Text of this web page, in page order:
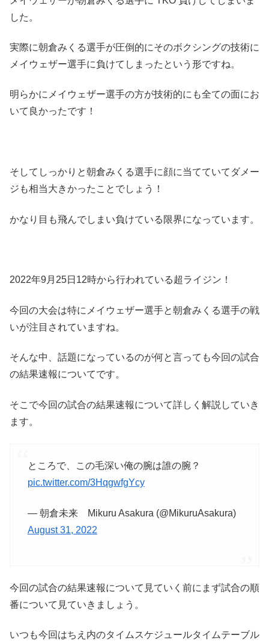
した。
実際に朝倉みくる選手が圧倒的にそのボクシングの技術に
メイウェザー選手に負けてしまったという形ですね。
明らかにメイウェザー選手の方が技術的にも全ての面にお
いて良かったです！
そしてしっかりと朝倉みくる選手に顔に当てていてダメー
ジも相当大きかったことでしょう！
かなり目も飛んでしまい負けている限界になっています。
2022年9月25日12時から行われている超ライジン！
今回の大会は特にメイウェザー選手と朝倉みくる選手の戦
いが注目されていますね。
そんな中、話題になっているのが何と言っても今回の試合
の結果速報についてです。
そこで今回の試合の結果速報について詳しく解説していき
ます。
ところで、この毛深い俺の腕は誰の腕？
pic.twitter.com/3HqgwfgYcy
— 朝倉未来 Mikuru Asakura (@MikuruAsakura)
August 31, 2022
今回の試合の結果速報について見ていく前にまず試合の順
番について見ていきましょう。
いつも今回はちえ内のタイムスケジュールタイムテーブル